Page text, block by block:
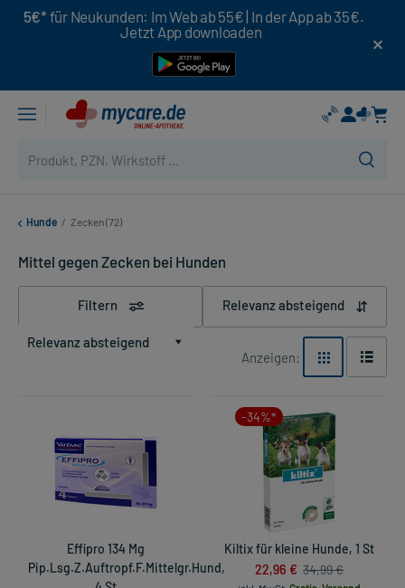
5€* für Neukunden: Im Web ab 55€ | In der App ab 35€.
Jetzt App downloaden
Hunde / Zecken (72)
Mittel gegen Zecken bei Hunden
Filtern Relevanz absteigend
Relevanz absteigend
Anzeigen:
Effipro 134 Mg
Pip.Lsg.Z.Auftropf.F.Mittelgr.Hund,
-34%*
Kiltix für kleine Hunde, 1 St
22,96 € 34,99 €